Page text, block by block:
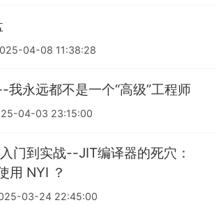
04-08 11:38:28
我永远都不是一个“高级”工程师
04-03 23:15:00
门到实战--JIT编译器的死穴：
用 NYI ？
03-24 22:45:00